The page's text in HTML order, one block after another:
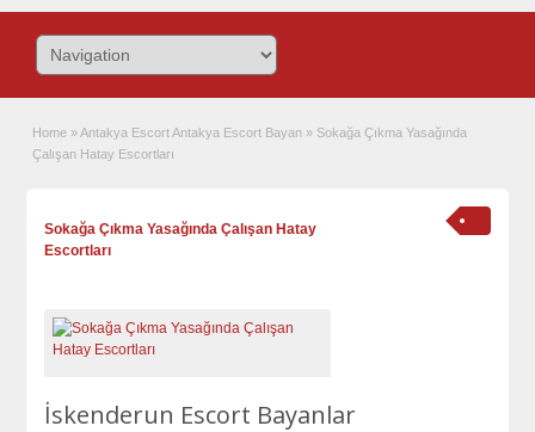
Home » Antakya Escort Antakya Escort Bayan » Sokağa Çıkma Yasağında
Çalışan Hatay Escortları
Sokağa Çıkma Yasağında Çalışan Hatay
Escortları
İskenderun Escort Bayanlar